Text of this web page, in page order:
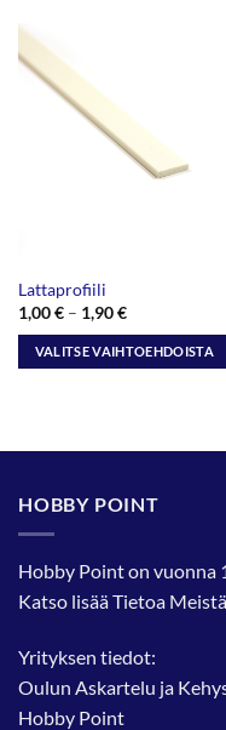
Lattaprofiili
1,00€ – 1,90€Hintaluokka:
-
1,90 €
VALITSE VAIHTOEHDOISTA
useampi
Voit
tehdä
tuotteen
sivulla.
HOBBY POINT
Hobby Point on vuonna
Katso lisääTietoa Meistä
Yrityksen tiedot:
Oulun Askartelu ja
Hobby Point